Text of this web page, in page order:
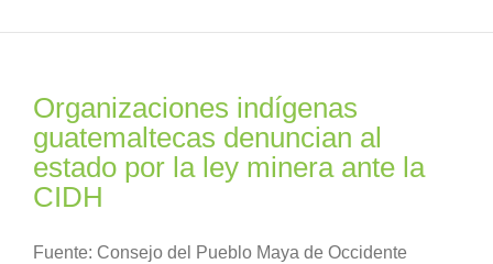
Organizaciones indígenas
guatemaltecas denuncian al
estado por la ley minera ante la
CIDH
Fuente: Consejo del Pueblo Maya de Occidente